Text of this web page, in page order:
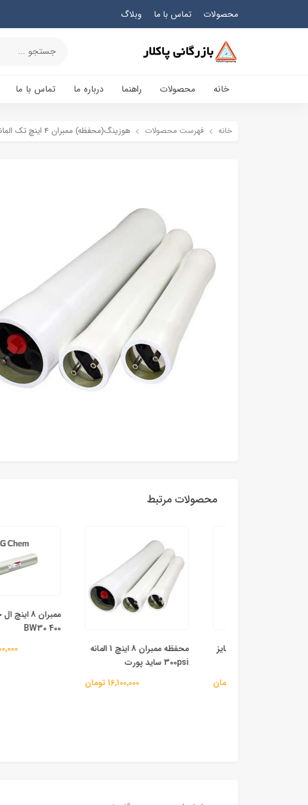
محصولات تماس با ما وبلاگ
خانه محصولات راهنما درباره ما تماس با ما
خانه فهرست محصولات هوزینگ(محفظه) ممبران 4 اینچ تک المانه 300psi ساید پورت
محصولات مرتبط
محفظه ممبران 8 اینچ 1 المانه
16,100,000 تومان
ممبران 8 اینچ ال جی LG
BW30 400
43,300,000 تومان